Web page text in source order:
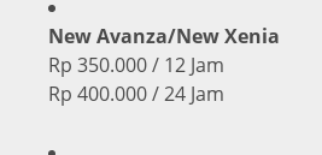
New Avanza/New Xenia
Rp 350.000 / 12 Jam
Rp 400.000 / 24 Jam